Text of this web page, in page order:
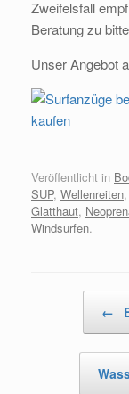
Zweifelsfall
Beratung zu
Unser Angebot
Veröffentlicht in
SUP, Wellenreiten,
Glatthaut,
Windsurfen.
←